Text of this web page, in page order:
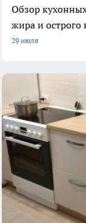
Обзор
жира и острого
29 июля